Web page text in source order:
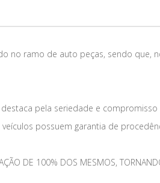
no ramo de auto peças, sendo que,
pela seriedade e
possuem garantia de
DE 100% DOS MESMOS,